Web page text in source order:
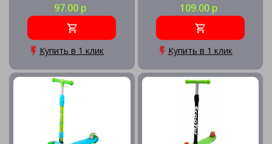
97.00 р
Купить в 1 клик
109.00 р
Купить в 1 клик